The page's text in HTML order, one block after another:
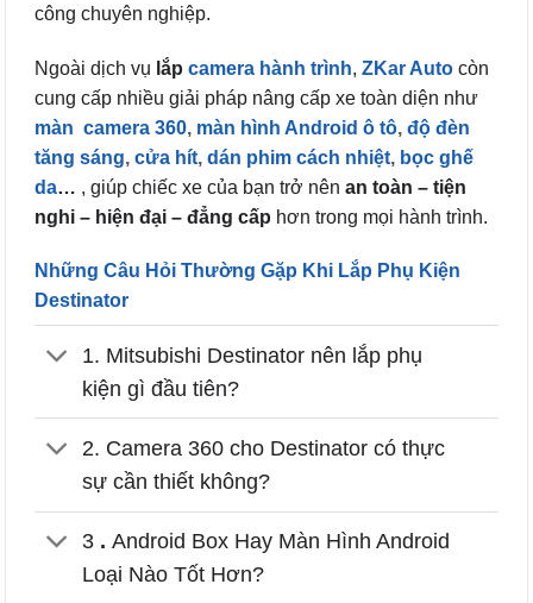
công chuyên nghiệp.
Ngoài dịch vụ lắp camera hành trình, ZKar Auto còn
cung cấp nhiều giải pháp nâng cấp xe toàn diện như
màn camera 360, màn hình Android ô tô, độ đèn
tăng sáng, cửa hít, dán phim cách nhiệt, bọc ghế
da… , giúp chiếc xe của bạn trở nên an toàn – tiện
nghi – hiện đại – đẳng cấp hơn trong mọi hành trình.
Những Câu Hỏi Thường Gặp Khi Lắp Phụ Kiện
Destinator
1. Mitsubishi Destinator nên lắp phụ
kiện gì đầu tiên?
2. Camera 360 cho Destinator có thực
sự cần thiết không?
3 .Android Box Hay Màn Hình Android
Loại Nào Tốt Hơn?